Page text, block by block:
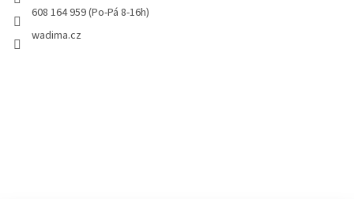
608 164 959 (Po-Pá 8-16h)
wadima.cz